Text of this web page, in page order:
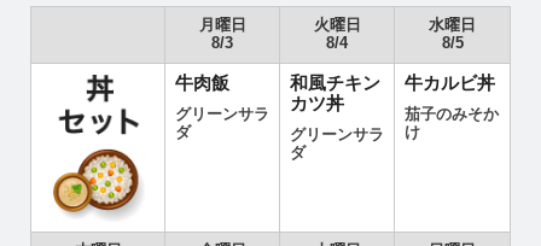
月曜日
8/3
火曜日
8/4
水曜日
8/5
牛肉飯
グリーンサラ
ダ
和風チキン
カツ丼
グリーンサラ
ダ
牛カルビ丼
茄子のみそか
け